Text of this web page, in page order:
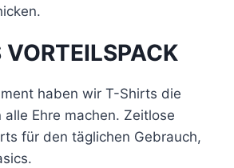
haben wir T-Shirts die
alle Ehre machen. Zeitlose
für den täglichen Gebrauch,